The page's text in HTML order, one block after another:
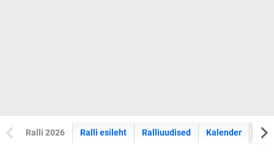
Ralli 2026 Ralli esileht Ralliuudised Kalender